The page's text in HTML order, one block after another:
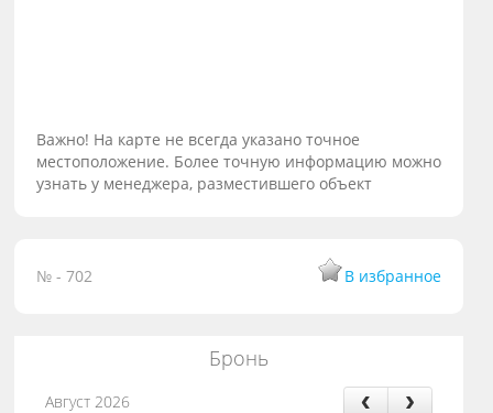
Важно! На карте не всегда указано точное
местоположение. Более точную информацию можно
узнать у менеджера, разместившего объект
№ - 702 В избранное
Бронь
Август 2026